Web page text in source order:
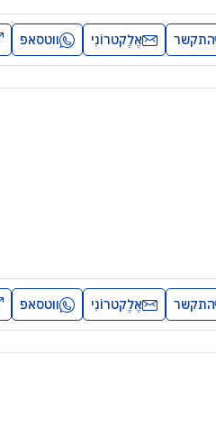
התקשר אֶלֶקטרוֹנִי ווטסאפ
התקשר אֶלֶקטרוֹנִי ווטסאפ